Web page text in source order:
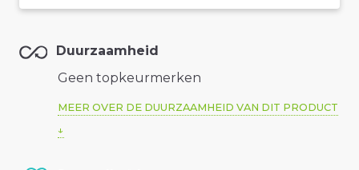
Duurzaamheid
Geen topkeurmerken
MEER OVER DE DUURZAAMHEID VAN DIT PRODUCT